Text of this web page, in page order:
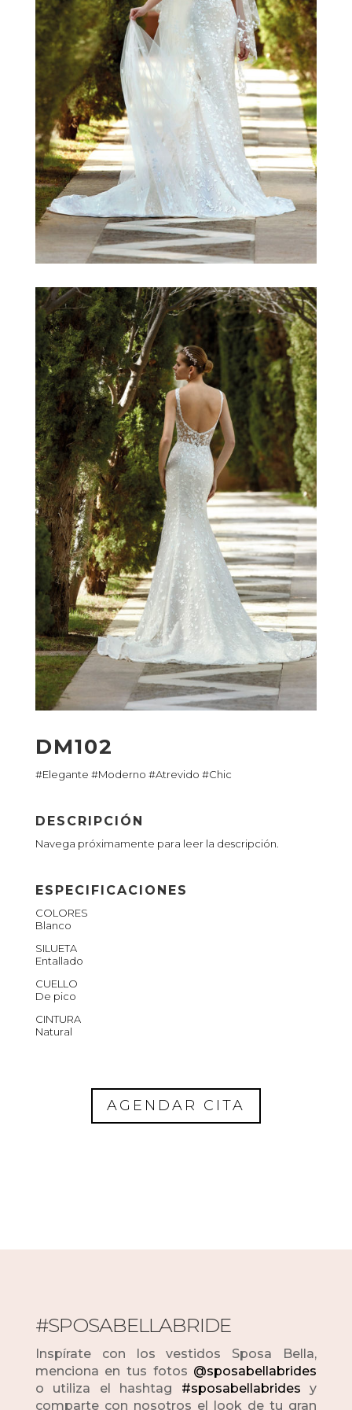
DM102
#Elegante #Moderno #Atrevido #Chic
DESCRIPCIÓN
Navega próximamente para leer la descripción.
ESPECIFICACIONES
COLORES
Blanco
SILUETA
Entallado
CUELLO
De pico
CINTURA
Natural
AGENDAR CITA
#SPOSABELLABRIDE
Inspírate con los vestidos Sposa Bella,
menciona en tus fotos @sposabellabrides
o utiliza el hashtag #sposabellabrides y
comparte con nosotros el look de tu gran